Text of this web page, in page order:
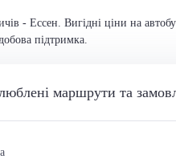
- Ессен. Вигідні ціни на
підтримка.
маршрути та